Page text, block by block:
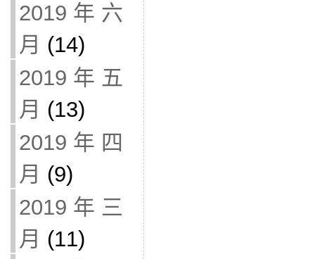
2019 年 六
月 (14)
2019 年 五
月 (13)
2019 年 四
月 (9)
2019 年 三
月 (11)